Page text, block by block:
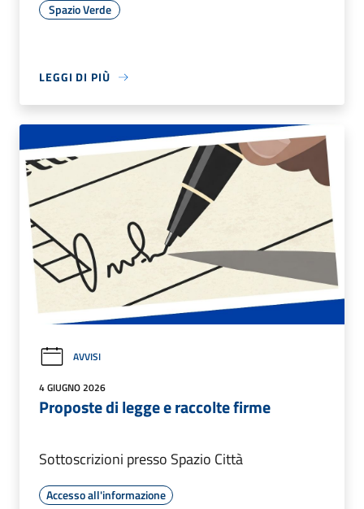
Spazio Verde
LEGGI DI PIÙ
AVVISI
4 GIUGNO 2026
Proposte di legge e raccolte firme
Sottoscrizioni presso Spazio Città
Accesso all'informazione